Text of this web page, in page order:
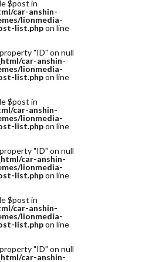
$post in
car-anshin-
lionmedia-
list.phpon line
"ID" on null
car-anshin-
lionmedia-
list.phpon line
$post in
car-anshin-
lionmedia-
list.phpon line
"ID" on null
car-anshin-
lionmedia-
list.phpon line
$post in
car-anshin-
lionmedia-
list.phpon line
"ID" on null
car-anshin-